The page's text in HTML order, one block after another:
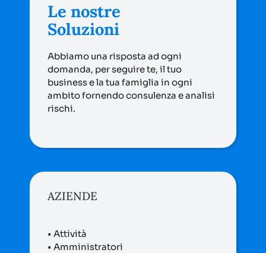
Le nostre
Soluzioni
Abbiamo una risposta ad ogni
domanda, per seguire te, il tuo
business e la tua famiglia in ogni
ambito fornendo consulenza e analisi
rischi.
AZIENDE
• Attività
• Amministratori